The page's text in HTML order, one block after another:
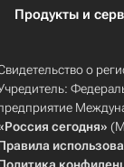
Продукты и
о
сегодня»